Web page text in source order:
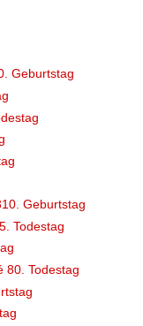
Geburtstag
Geburtstag
Todestag
80. Todestag